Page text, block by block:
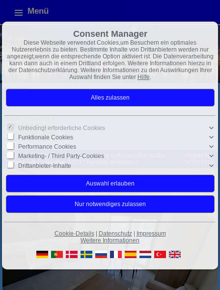
Menü
Nächstes Objekt
Vorheriges Objekt
Zurück zur Übersicht
Mahmutlar: Möblierte Studio-Wohnung in Alanya Mahmutlar
zu verkaufen | Neubau 2024 | Perfekte Investition!
Objekt-Nr.:
Consent Manager
Diese Webseite verwendet Cookies,um Besuchern ein optimales
Nutzererlebnis zu bieten. Bestimmte Inhalte von Drittanbietern werden nur
angezeigt,wenn die entsprechende Option aktiviert ist. Die Datenverarbeitung
kann dann auch in einem Drittland erfolgen. Weitere Informationen hierzu in
der Datenschutzerklärung. Weitere Informationen zu den Auswirkungen Ihrer
Auswahl finden Sie unter Hilfe.
Unbedingt erforderliche Cookies
Funktionale Cookies
Performance Cookies
Marketing- / Third Party-Cookies
Drittanbieter-Inhalte
Cookie-Details| Datenschutz| Impressum
Weitere Informationen